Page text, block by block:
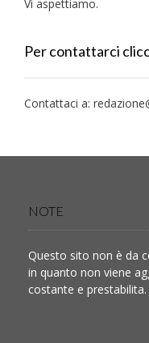
Vi aspettiamo.
Per contattarci
Contattaci a:
NOTE
Questo sito non è da
in quanto non viene
costante e prestabilita.